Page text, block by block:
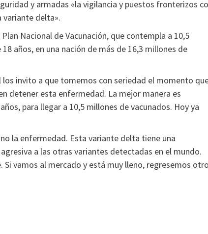
y armadas «la vigilancia y puestos fronterizos
variante delta».
Nacional de Vacunación, que contempla a 10,5
años, en una nación de más de 16,3 millones de
invito a que tomemos con seriedad el momento
detener esta enfermedad. La mejor manera es
para llegar a 10,5 millones de vacunados. Hoy ya
la enfermedad. Esta variante delta tiene una
a las otras variantes detectadas en el mundo.
Si vamos al mercado y está muy lleno, regresemos otro